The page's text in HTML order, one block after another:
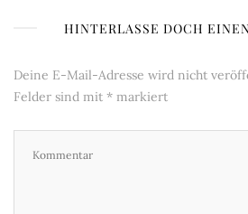
HINTERLASSE DOCH
Deine E-Mail-Adresse wird nicht
Felder sind mit * markiert